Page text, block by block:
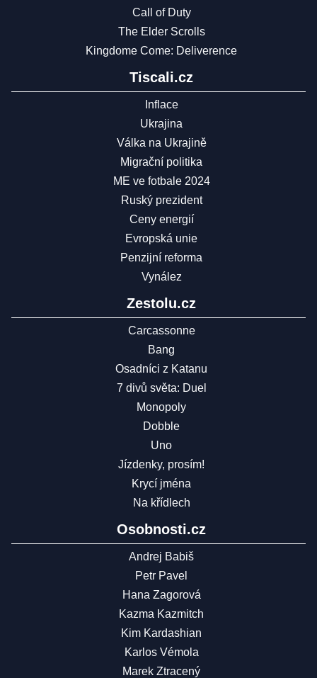
Call of Duty
The Elder Scrolls
Kingdome Come: Deliverence
Tiscali.cz
Inflace
Ukrajina
Válka na Ukrajině
Migrační politika
ME ve fotbale 2024
Ruský prezident
Ceny energií
Evropská unie
Penzijní reforma
Vynález
Zestolu.cz
Carcassonne
Bang
Osadníci z Katanu
7 divů světa: Duel
Monopoly
Dobble
Uno
Jízdenky, prosím!
Krycí jména
Na křídlech
Osobnosti.cz
Andrej Babiš
Petr Pavel
Hana Zagorová
Kazma Kazmitch
Kim Kardashian
Karlos Vémola
Marek Ztracený